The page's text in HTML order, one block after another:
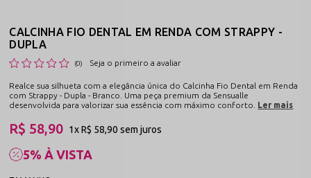
CALCINHA FIO DENTAL EM RENDA COM STRAPPY -
DUPLA
(0) Seja o primeiro a avaliar
Realce sua silhueta com a elegância única do Calcinha Fio Dental em Renda
com Strappy - Dupla - Branco. Uma peça premium da Sensualle
desenvolvida para valorizar sua essência com máximo conforto.
Ler mais
5% À VISTA
R$ 58,90 1xR$ 58,90sem juros